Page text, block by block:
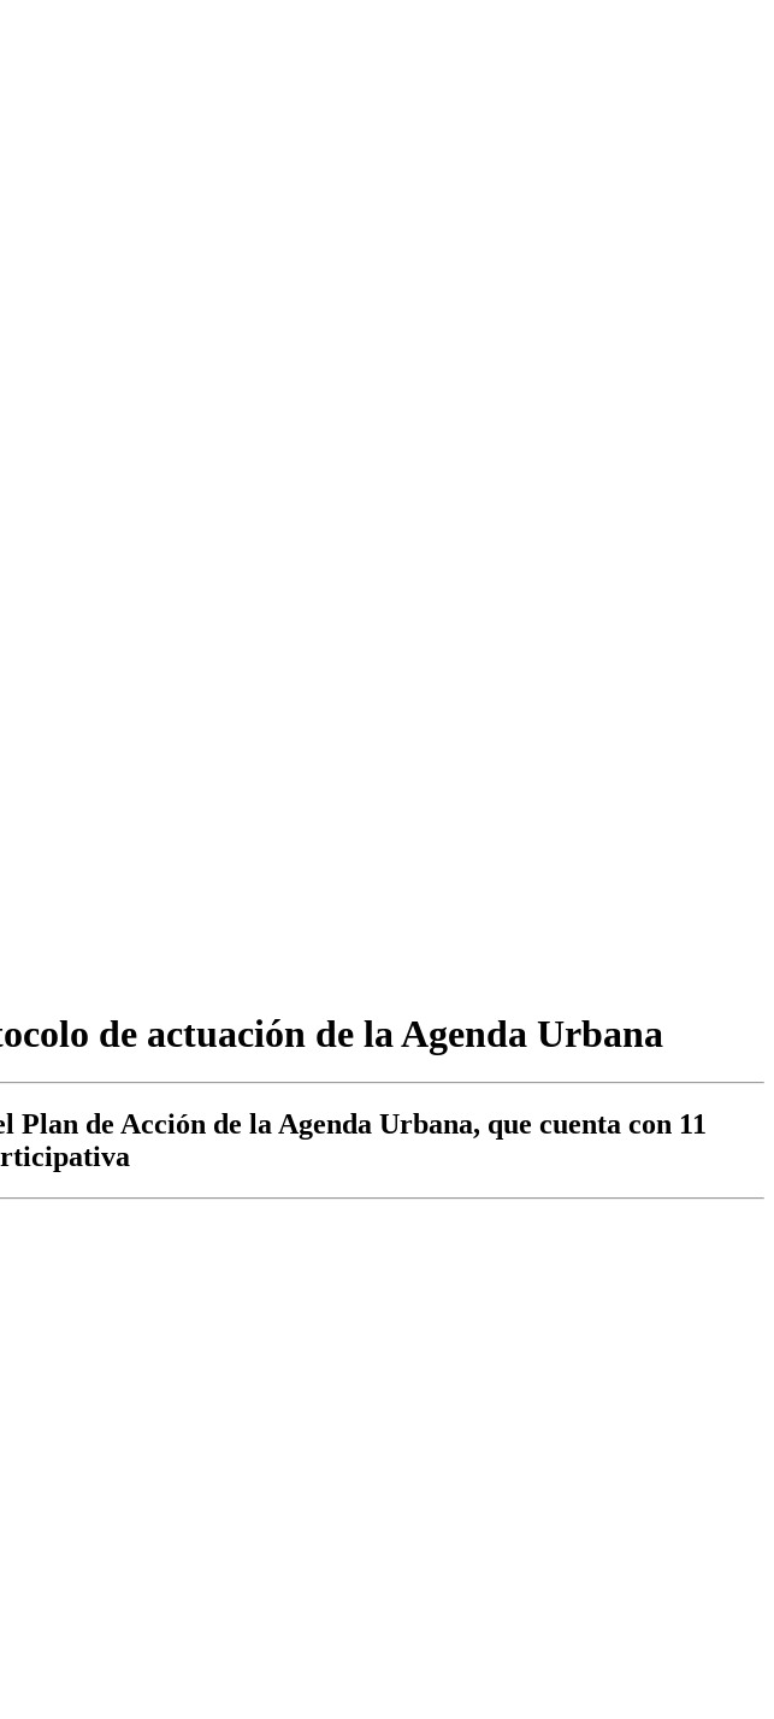
de actuación de la Agenda Urbana
de Acción de la Agenda Urbana, que cuenta con 11